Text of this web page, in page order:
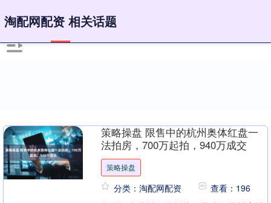
淘配网配资 相关话题
策略操盘 限售中的杭州奥体红盘一
法拍房，700万起拍，940万成交
策略操盘
分类：淘配网配资 查看：196